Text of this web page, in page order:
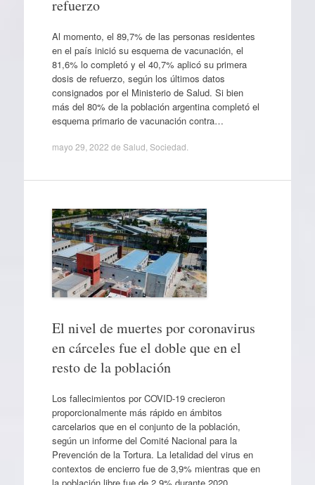
refuerzo
Al momento, el 89,7% de las personas residentes
en el país inició su esquema de vacunación, el
81,6% lo completó y el 40,7% aplicó su primera
dosis de refuerzo, según los últimos datos
consignados por el Ministerio de Salud. Si bien
más del 80% de la población argentina completó el
esquema primario de vacunación contra…
mayo 29, 2022 de Salud Sociedad
El nivel de muertes por coronavirus
en cárceles fue el doble que en el
resto de la población
Los fallecimientos por COVID-19 crecieron
proporcionalmente más rápido en ámbitos
carcelarios que en el conjunto de la población,
según un informe del Comité Nacional para la
Prevención de la Tortura. La letalidad del virus en
contextos de encierro fue de 3,9% mientras que en
la población libre fue de 2,9% durante 2020.